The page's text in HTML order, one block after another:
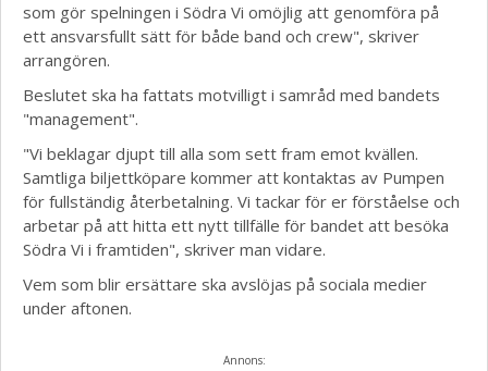
som gör spelningen i Södra Vi omöjlig att genomföra på
ett ansvarsfullt sätt för både band och crew", skriver
arrangören.
Beslutet ska ha fattats motvilligt i samråd med bandets
"management".
"Vi beklagar djupt till alla som sett fram emot kvällen.
Samtliga biljettköpare kommer att kontaktas av Pumpen
för fullständig återbetalning. Vi tackar för er förståelse och
arbetar på att hitta ett nytt tillfälle för bandet att besöka
Södra Vi i framtiden", skriver man vidare.
Vem som blir ersättare ska avslöjas på sociala medier
under aftonen.
Annons: